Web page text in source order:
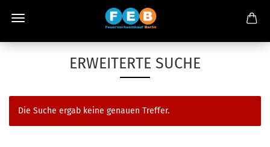
ERWEITERTE SUCHE
Die Suche ergab keine genauen Treffer.